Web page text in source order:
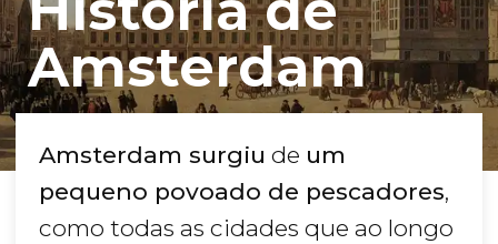
Amsterdam
Amsterdam surgiu de um
pequeno povoado de pescadores,
como todas as cidades que ao longo